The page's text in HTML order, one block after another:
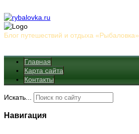
Блог путешествий и отдыха «Рыбаловка»
Главная
Карта сайта
Контакты
Искать...
Навигация